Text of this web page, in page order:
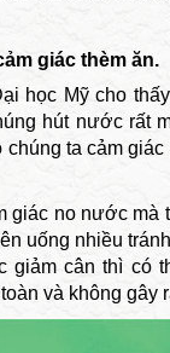
giác thèm ăn.
học Mỹ cho
hút nước rất
ta cảm
giác no nước mà
uống nhiều
giảm cân thì có
và không gây